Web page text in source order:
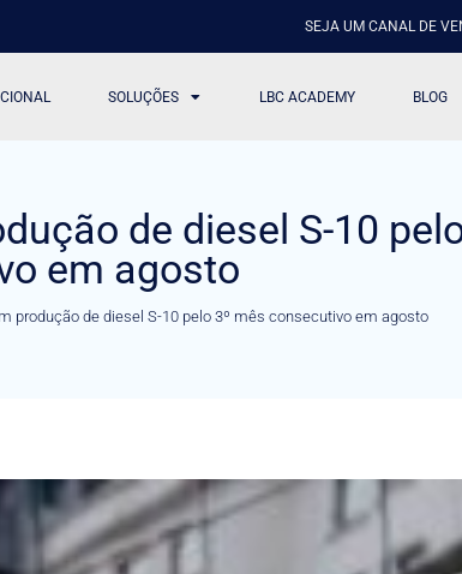
SEJA UM CANAL DE
SOLUÇÕES LBC ACADEMY BLOG
de diesel S-10
em agosto
produção de diesel S-10 pelo 3º mês consecutivo em agosto